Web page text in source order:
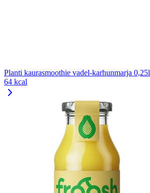
Planti kaurasmoothie vadel-karhunmarja 0,25l
64 kcal